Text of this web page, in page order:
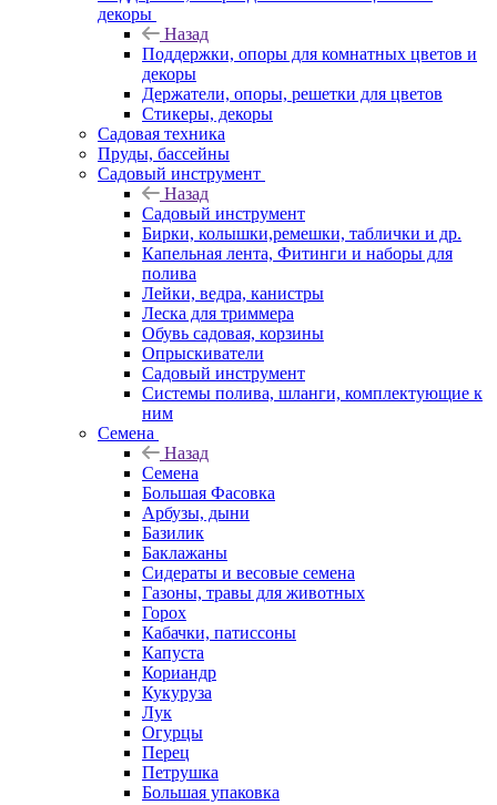
декоры
Назад
Поддержки, опоры для комнатных цветов и
декоры
Держатели, опоры, решетки для цветов
Стикеры, декоры
Садовая техника
Пруды, бассейны
Садовый инструмент
Назад
Садовый инструмент
Бирки, колышки,ремешки, таблички и др.
Капельная лента, Фитинги и наборы для
полива
Лейки, ведра, канистры
Леска для триммера
Обувь садовая, корзины
Опрыскиватели
Садовый инструмент
Системы полива, шланги, комплектующие к
ним
Семена
Назад
Семена
Большая Фасовка
Арбузы, дыни
Базилик
Баклажаны
Сидераты и весовые семена
Газоны, травы для животных
Горох
Кабачки, патиссоны
Капуста
Кориандр
Кукуруза
Лук
Огурцы
Перец
Петрушка
Большая упаковка